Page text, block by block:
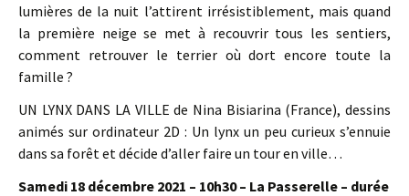
lumières de la nuit l’attirent irrésistiblement, mais quand
la première neige se met à recouvrir tous les sentiers,
comment retrouver le terrier où dort encore toute la
famille ?
UN LYNX DANS LA VILLE de Nina Bisiarina (France), dessins
animés sur ordinateur 2D : Un lynx un peu curieux s’ennuie
dans sa forêt et décide d’aller faire un tour en ville…
Samedi 18 décembre 2021 – 10h30 – La Passerelle – durée